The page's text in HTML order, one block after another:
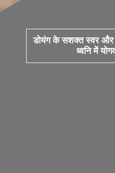
डोयंग के सशक्त स्वर और
ध्वनि में